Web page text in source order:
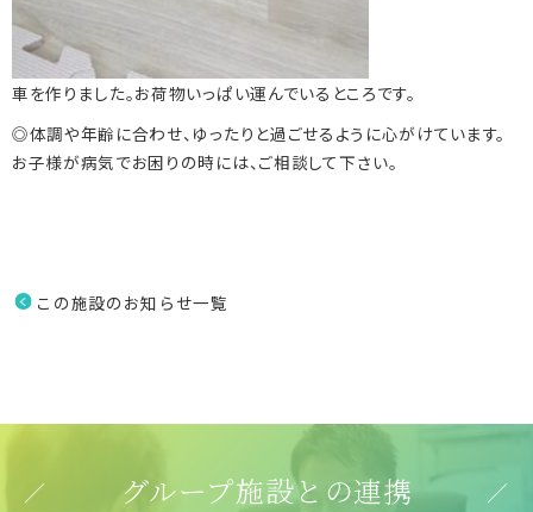
車を作りました。お荷物いっぱい運んでいるところです。
◎体調や年齢に合わせ、ゆったりと過ごせるように心がけています。
お子様が病気でお困りの時には、ご相談して下さい。
この施設のお知らせ一覧
グループ施設との連携